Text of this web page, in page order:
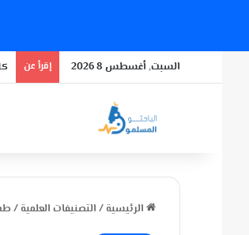
السبت, أغسطس 8 2026 إقرأ عن
الرئيسية / التصنيفات العلمية /